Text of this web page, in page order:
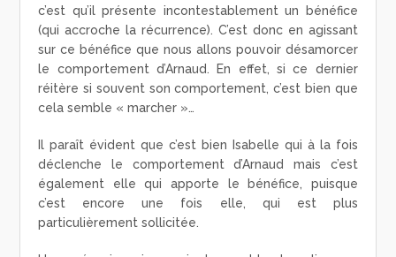
c’est qu’il présente incontestablement un bénéfice
(qui accroche la récurrence). C’est donc en agissant
sur ce bénéfice que nous allons pouvoir désamorcer
le comportement d’Arnaud. En effet, si ce dernier
réitère si souvent son comportement, c’est bien que
cela semble « marcher »…
Il paraît évident que c’est bien Isabelle qui à la fois
déclenche le comportement d’Arnaud mais c’est
également elle qui apporte le bénéfice, puisque
c’est encore une fois elle, qui est plus
particulièrement sollicitée.